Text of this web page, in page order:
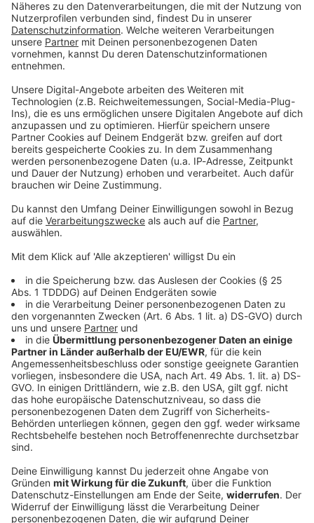
Du möchtest uns etwas sagen?
Studio Hotline
Kontaktformular
Sprachnachricht
© dpa-infocom, dpa:260515-930-84591/1
Bayern
FC Augsburg siegt beim Familientag gegen
Italien-Club